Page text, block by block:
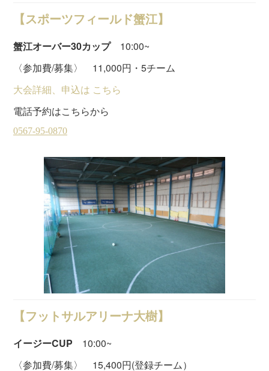
【スポーツフィールド蟹江】
蟹江オーバー30カップ10:00~
〈参加費/募集〉 11,000円・5チーム
大会詳細、申込は こちら
電話予約はこちらから
【フットサルアリーナ大樹】
イージーCUP 10:00~
〈参加費/募集〉 15,400円(登録チーム）